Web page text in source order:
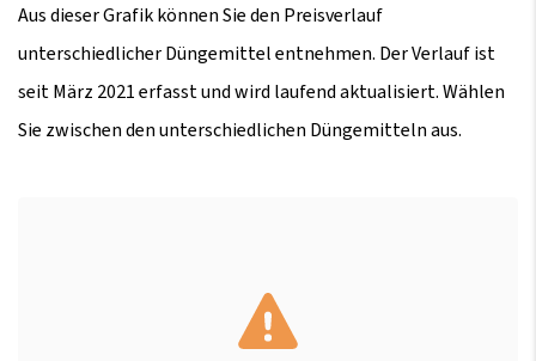
Aus dieser Grafik können Sie den Preisverlauf
unterschiedlicher Düngemittel entnehmen. Der Verlauf ist
seit März 2021 erfasst und wird laufend aktualisiert. Wählen
Sie zwischen den unterschiedlichen Düngemitteln aus.